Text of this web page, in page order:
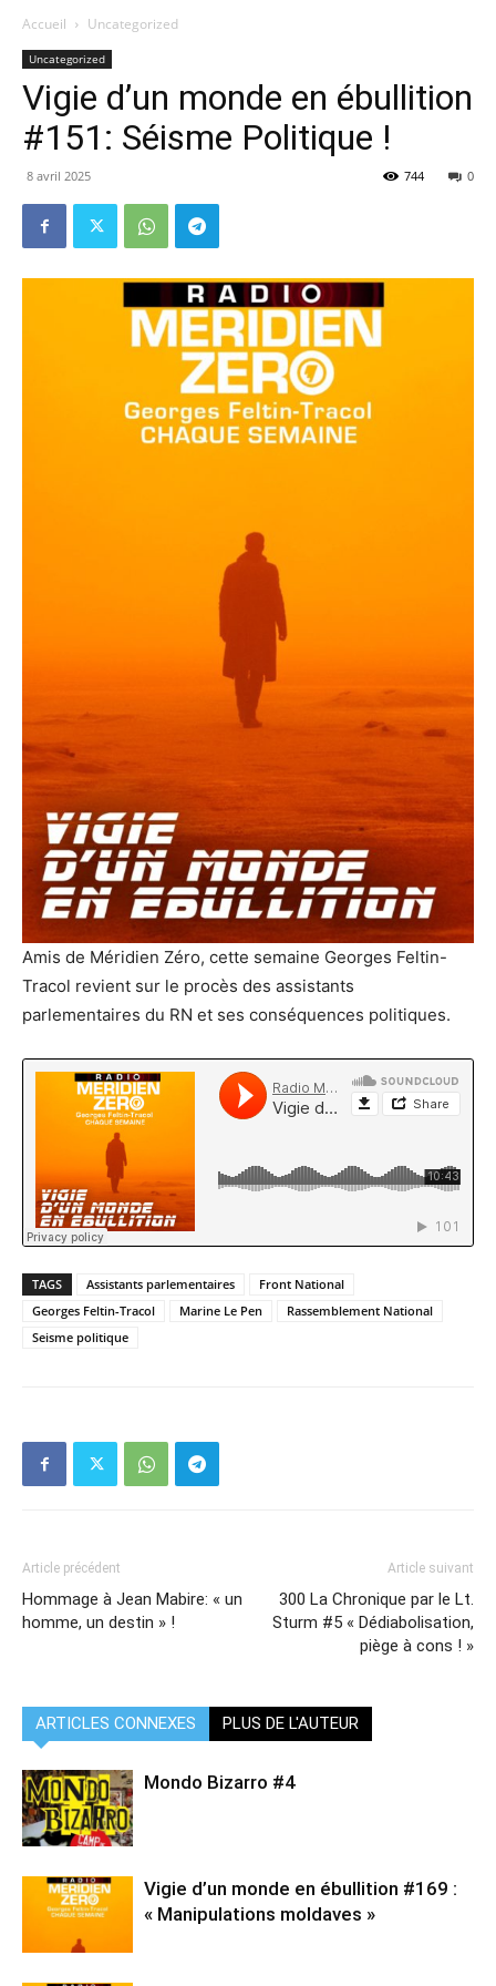
Accueil Uncategorized
Uncategorized
Vigie d’un monde en ébullition
#151: Séisme Politique !
8 avril 2025 0
744
Amis de Méridien Zéro, cette semaine Georges Feltin-
Tracol revient sur le procès des assistants
parlementaires du RN et ses conséquences politiques.
TAGS Assistants parlementaires
Front National
Georges Feltin-Tracol
Marine Le Pen
Rassemblement National
Seisme politique
Article précédent
Hommage à Jean Mabire: « un
homme, un destin » !
Article suivant
300 La Chronique par le Lt.
Sturm #5 « Dédiabolisation,
piège à cons ! »
ARTICLES CONNEXES PLUS DE L'AUTEUR
Mondo Bizarro #4
Vigie d’un monde en ébullition #169 :
« Manipulations moldaves »